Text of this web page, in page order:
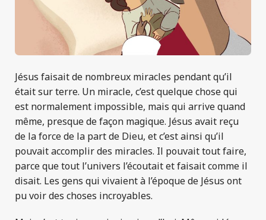
Jésus faisait de nombreux miracles pendant qu’il
était sur terre. Un miracle, c’est quelque chose qui
est normalement impossible, mais qui arrive quand
même, presque de façon magique. Jésus avait reçu
de la force de la part de Dieu, et c’est ainsi qu’il
pouvait accomplir des miracles. Il pouvait tout faire,
parce que tout l’univers l’écoutait et faisait comme il
disait. Les gens qui vivaient à l’époque de Jésus ont
pu voir des choses incroyables.